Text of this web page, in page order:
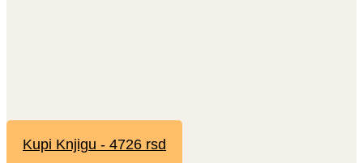
Kupi Knjigu - 4726 rsd